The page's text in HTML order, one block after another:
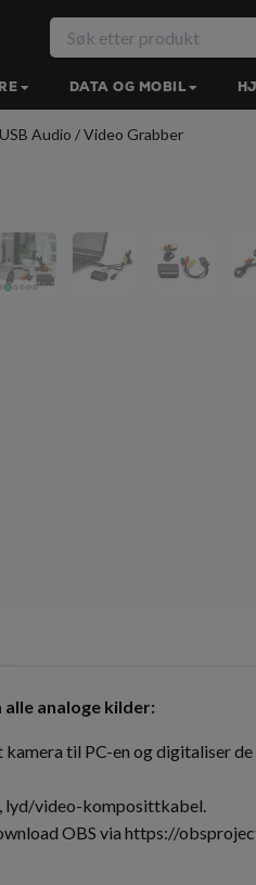
DATA OG MOBIL
Audio / Video Grabber
analoge kilder:
til PC-en og digitaliser de
lyd/video-komposittkabel.
OBS via https://